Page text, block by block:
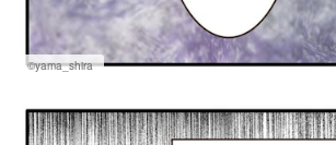
©yama_shira